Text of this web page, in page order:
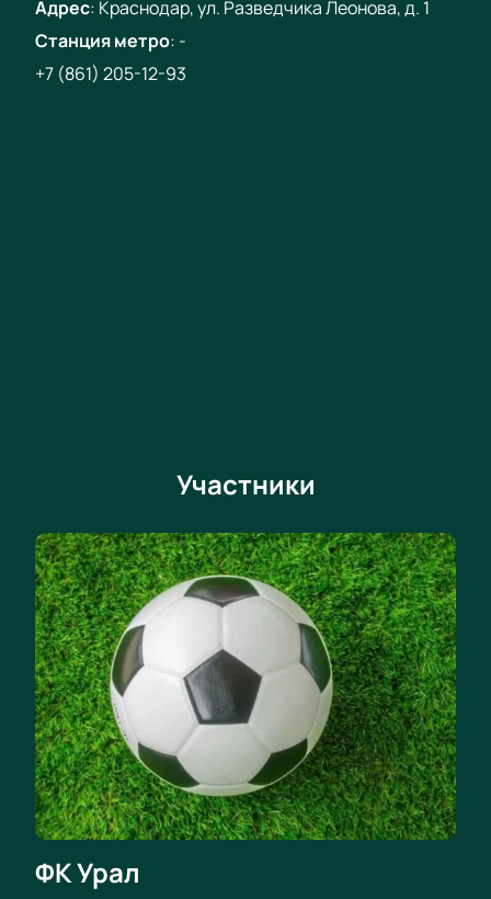
Адрес: Краснодар, ул. Разведчика Леонова, д. 1
Станция метро: -
+7 (861) 205-12-93
Участники
ФК Урал